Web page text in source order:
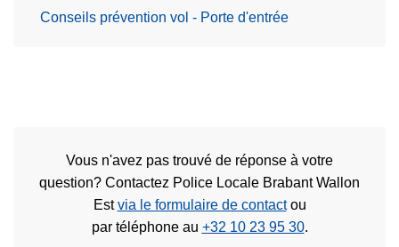
Conseils prévention vol - Porte d'entrée
Vous n'avez pas trouvé de réponse à votre
question? Contactez Police Locale Brabant Wallon
Estvia le formulaire de contactou
par téléphone au +32 10 23 95 30.